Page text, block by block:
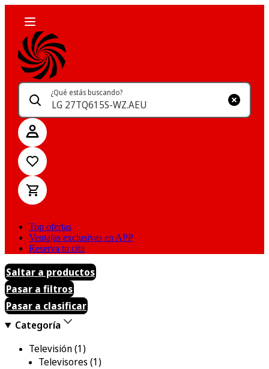
¿Qué estás buscando?
Top ofertas
Ventajas exclusivas en APP
Reserva tu cita
Saltar a productos
Pasar a filtros
Pasar a clasificar
Categoría
Televisión(1)
Televisores (1)